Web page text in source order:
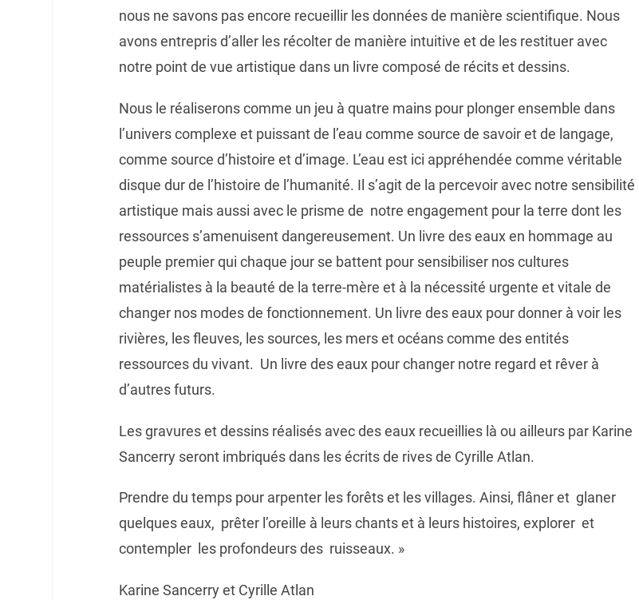
nous ne savons pas encore recueillir les données de manière scientifique. Nous
avons entrepris d’aller les récolter de manière intuitive et de les restituer avec
notre point de vue artistique dans un livre composé de récits et dessins.
Nous le réaliserons comme un jeu à quatre mains pour plonger ensemble dans
l’univers complexe et puissant de l’eau comme source de savoir et de langage,
comme source d’histoire et d’image. L’eau est ici appréhendée comme véritable
disque dur de l’histoire de l’humanité. Il s’agit de la percevoir avec notre sensibilité
artistique mais aussi avec le prisme de notre engagement pour la terre dont les
ressources s’amenuisent dangereusement. Un livre des eaux en hommage au
peuple premier qui chaque jour se battent pour sensibiliser nos cultures
matérialistes à la beauté de la terre-mère et à la nécessité urgente et vitale de
changer nos modes de fonctionnement. Un livre des eaux pour donner à voir les
rivières, les fleuves, les sources, les mers et océans comme des entités
ressources du vivant. Un livre des eaux pour changer notre regard et rêver à
d’autres futurs.
Les gravures et dessins réalisés avec des eaux recueillies là ou ailleurs par Karine
Sancerry seront imbriqués dans les écrits de rives de Cyrille Atlan.
Prendre du temps pour arpenter les forêts et les villages. Ainsi, flâner et glaner
quelques eaux, prêter l’oreille à leurs chants et à leurs histoires, explorer et
contempler les profondeurs des ruisseaux. »
Karine Sancerry et Cyrille Atlan